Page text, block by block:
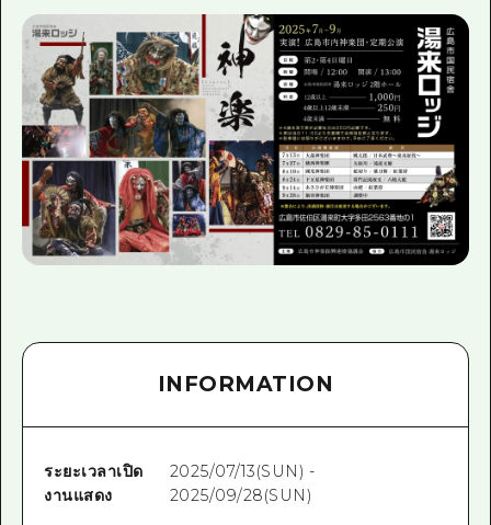
INFORMATION
ระยะเวลาเปิด
งานแสดง
2025/07/13(SUN) -
2025/09/28(SUN)